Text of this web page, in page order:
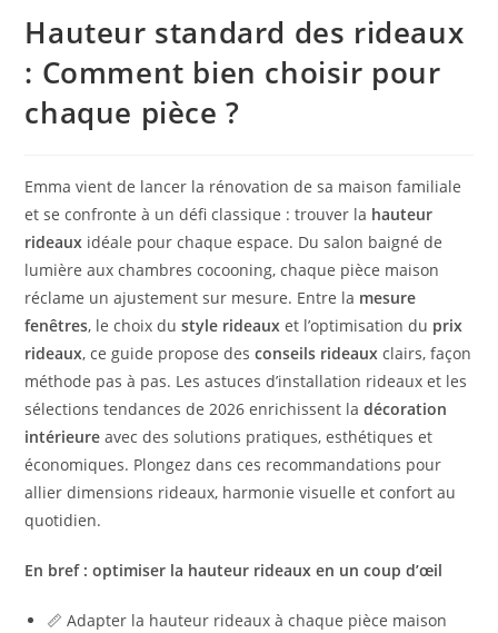
Hauteur standard des rideaux
: Comment bien choisir pour
chaque pièce ?
Emma vient de lancer la rénovation de sa maison familiale
et se confronte à un défi classique : trouver la hauteur
rideaux idéale pour chaque espace. Du salon baigné de
lumière aux chambres cocooning, chaque pièce maison
réclame un ajustement sur mesure. Entre la mesure
fenêtres, le choix dustyle rideaux et l’optimisation du prix
rideaux, ce guide propose desconseils rideaux clairs, façon
méthode pas à pas. Les astuces d’installation rideaux et les
sélections tendances de 2026 enrichissent ladécoration
intérieure avec des solutions pratiques, esthétiques et
économiques. Plongez dans ces recommandations pour
allier dimensions rideaux, harmonie visuelle et confort au
quotidien.
En bref : optimiser la hauteur rideaux en un coup d’œil
📏 Adapter la hauteur rideaux à chaque pièce maison